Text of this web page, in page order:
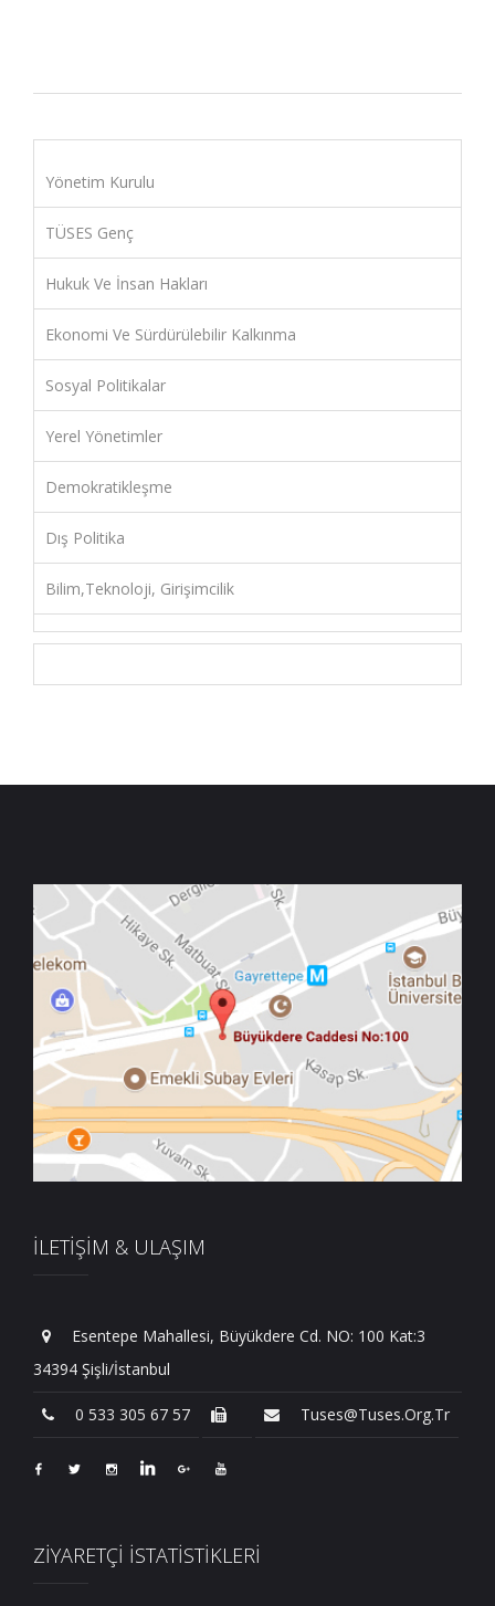
Yönetim Kurulu
TÜSES Genç
Hukuk Ve İnsan Hakları
Ekonomi Ve Sürdürülebilir Kalkınma
Sosyal Politikalar
Yerel Yönetimler
Demokratikleşme
Dış Politika
Bilim,Teknoloji, Girişimcilik
İLETİŞİM & ULAŞIM
Esentepe Mahallesi, Büyükdere Cd. NO: 100 Kat:3
34394 Şişli/İstanbul
0 533 305 67 57 Tuses@tuses.org.tr
ZİYARETÇİ İSTATİSTİKLERİ